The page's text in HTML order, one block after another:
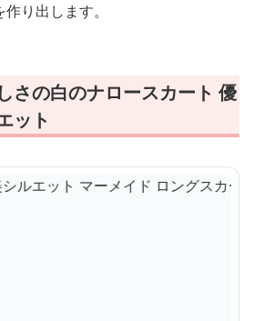
り出します。
さの白のナロースカート 優
ット